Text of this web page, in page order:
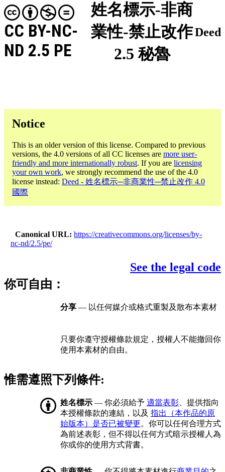
姓名標示-非商
業性-禁止改作
2.5 秘魯
CC BY-NC-
ND 2.5 PE
Deed
Notice
This is an older version of this license. Compared to previous
versions, the 4.0 versions of all CC licenses are more user-
friendly and more internationally robust. If you are licensing
your own work, we strongly recommend the use of the 4.0
license instead: Deed - 姓名標示─非商業性─禁止改作 4.0
國際
Canonical URL
https://creativecommons.org/licenses/by-
nc-nd/2.5/pe/
See the legal code
你可自由：
分享 — 以任何媒介或格式重製及散布本素材
只要你遵守授權條款規定，授權人不能撤回你
使用本素材的自由。
惟需遵照下列條件:
姓名標示 — 你必須給予 適當表彰 、提供指向
本授權條款的連結，以及 指出（本作品的原
始版本）是否已被變更。你可以任何合理方式
為前述表彰，但不得以任何方式暗示授權人為
你或你的使用方式背書。